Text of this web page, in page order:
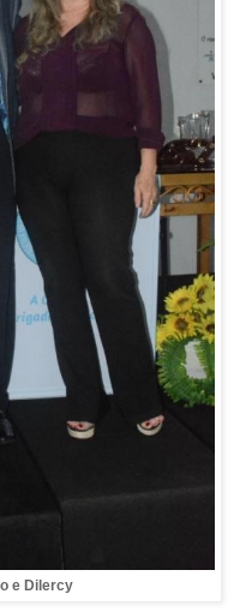
e Dilercy